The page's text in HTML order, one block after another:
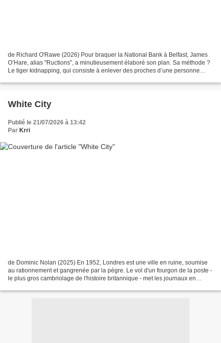
de Richard O'Rawe (2026) Pour braquer la National Bank à Belfast, James
O’Hare, alias "Ructions", a minutieusement élaboré son plan. Sa méthode ?
Le tiger kidnapping, qui consiste à enlever des proches d’une personne
White City
Publié le 21/07/2026 à 13:42
Par Krri
de Dominic Nolan (2025) En 1952, Londres est une ville en ruine, soumise
au rationnement et gangrenée par la pègre. Le vol d'un fourgon de la poste -
le plus gros cambriolage de l'histoire britannique - met les journaux en